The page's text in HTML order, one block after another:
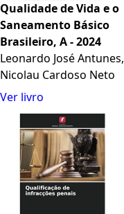
Qualidade de Vida e o
Saneamento Básico
Brasileiro, A - 2024
Leonardo José Antunes,
Nicolau Cardoso Neto
Ver livro